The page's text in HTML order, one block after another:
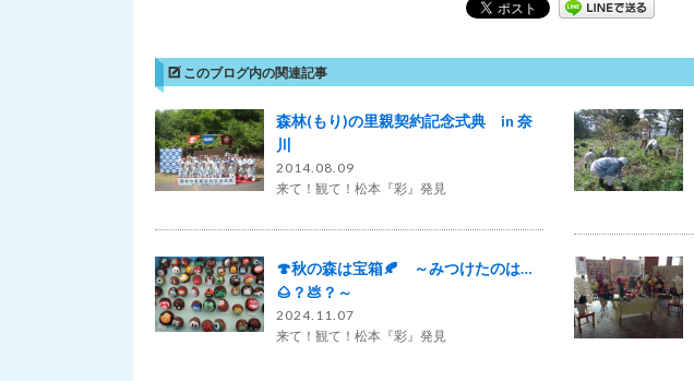
このブログ内の関連記事
森林(もり)の里親契約記念式典 in 奈
川
2014.08.09
来て！観て！松本『彩』発見
🍄秋の森は宝箱🍂 ～みつけたのは…
🌰？💩？～
2024.11.07
来て！観て！松本『彩』発見